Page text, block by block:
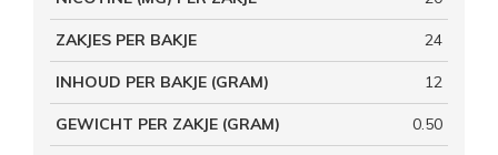
ZAKJES PER BAKJE 24
INHOUD PER BAKJE (GRAM) 12
GEWICHT PER ZAKJE (GRAM) 0.50